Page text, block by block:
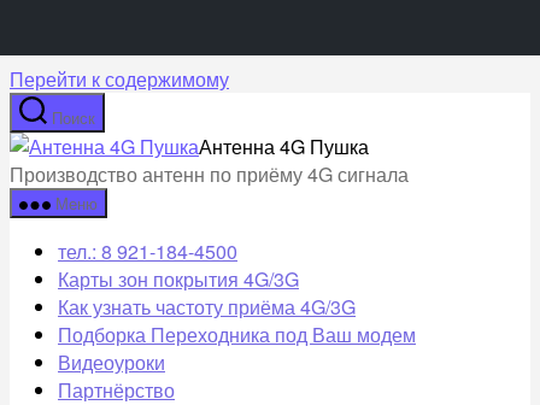
Перейти к содержимому
Поиск
Антенна 4G Пушка
Производство антенн по приёму 4G сигнала
Меню
тел.: 8 921-184-4500
Карты зон покрытия 4G/3G
Как узнать частоту приёма 4G/3G
Подборка Переходника под Ваш модем
Видеоуроки
Партнёрство